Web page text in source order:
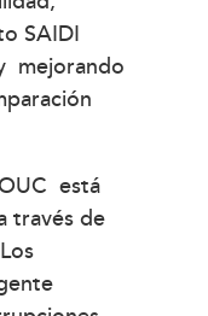
SAIDI
mejorando
está
través de